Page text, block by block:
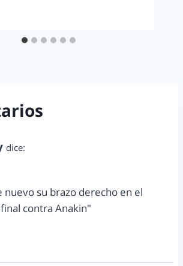
dice:
nuevo su brazo derecho en el
contra Anakin"